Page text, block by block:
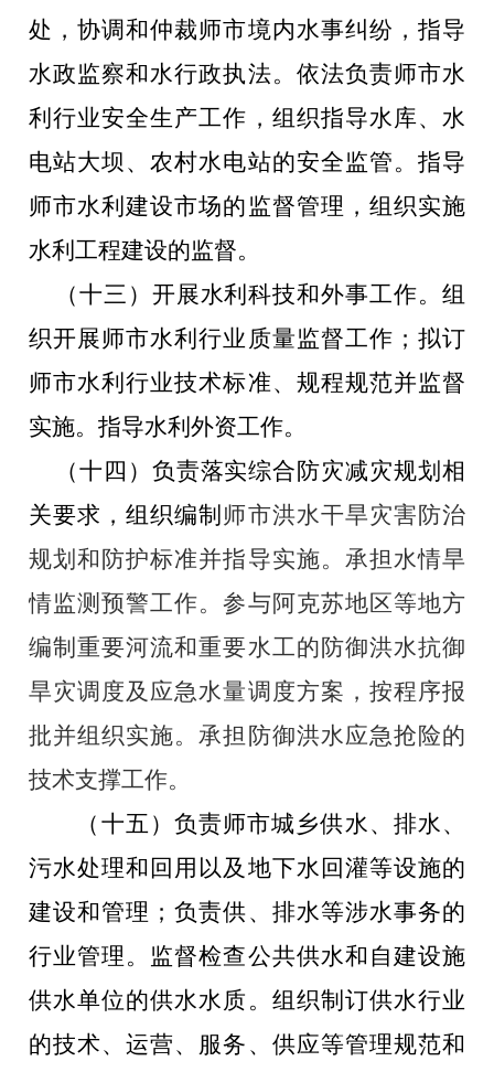
处，协调和仲裁师市境内水事纠纷，指导
水政监察和水行政执法。依法负责师市水
利行业安全生产工作，组织指导水库、水
电站大坝、农村水电站的安全监管。指导
师市水利建设市场的监督管理，组织实施
水利工程建设的监督。
（十三）开展水利科技和外事工作。组
织开展师市水利行业质量监督工作；拟订
师市水利行业技术标准、规程规范并监督
实施。指导水利外资工作。
（十四）负责落实综合防灾减灾规划相
关要求，组织编制 师市洪水干旱灾害防治
规划和防护标准并指导实施。承担水情旱
情监测预警工作。参与阿克苏地区等地方
编制重要河流和重要水工的防御洪水抗御
旱灾调度及应急水量调度方案，按程序报
批并组织实施。承担防御洪水应急抢险的
技术支撑工作。
（十五）负责师市城乡供水、排水、
污水处理和回用以及地下水回灌等设施的
建设和管理；负责供、排水等涉水事务的
行业管理。监督检查公共供水和自建设施
供水单位的供水水质。组织制订供水行业
的技术、运营、服务、供应等管理规范和